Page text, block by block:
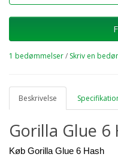
1 bedømmelser/ Skriv en
Beskrivelse
Gorilla Glue 6
Køb Gorilla Glue 6 Hash